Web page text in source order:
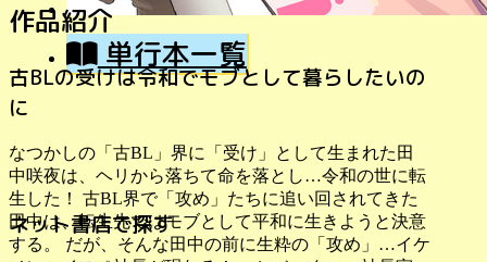
単行本一覧
ネット書店で探す
作品紹介
古BLの受けは令和でモブとして暮らしたいの
に
なつかしの「古BL」界に「受け」として生まれた田
中咲夜は、ヘリから落ちて命を落とし…令和の世に転
生した！ 古BL界で「攻め」たちに追い回されてきた
田中は、転生先ではモブとして平和に生きようと決意
する。 だが、そんな田中の前に生粋の「攻め」…イケ